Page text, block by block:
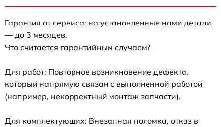
Гарантия от сервиса: на установленные нами детали
— до 3 месяцев.
Что считается гарантийным случаем?
Для работ: Повторное возникновение дефекта,
который напрямую связан с выполненной работой
(например, некорректный монтаж запчасти).
Для комплектующих: Внезапная поломка, отказ в